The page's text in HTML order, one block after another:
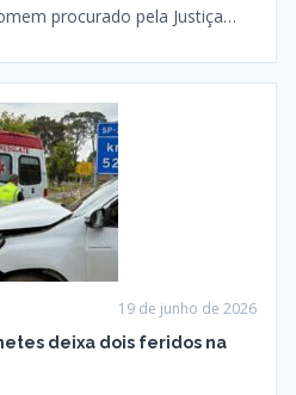
procurado pela Justiça…
19 de junho de 2026
deixa dois feridos na